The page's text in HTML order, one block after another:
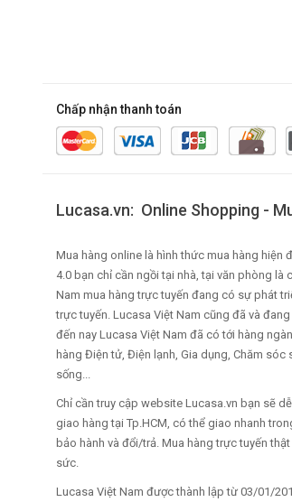
Chấp nhận thanh toán
Lucasa.vn: Online Shopping -
Mua hàng online là hình thức mua hàng hiện
4.0 bạn chỉ cần ngồi tại nhà, tại văn phòng
Nam mua hàng trực tuyến đang có sự phát
trực tuyến. Lucasa Việt Nam cũng đã và
đến nay Lucasa Việt Nam đã có tới hàng
hàng Điện tử, Điện lạnh, Gia dụng, Chăm
sống...
Chỉ cần truy cập website Lucasa.vn bạn sẽ
giao hàng tại Tp.HCM, có thể giao nhanh
bảo hành và đổi/trả. Mua hàng trực tuyến
sức.
Lucasa Việt Nam được thành lập từ 03/01/